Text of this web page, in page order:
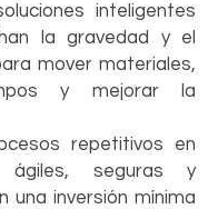
inteligentes
la gravedad y el
mover materiales,
y mejorar la
repetitivos en
ágiles, seguras y
una inversión mínima